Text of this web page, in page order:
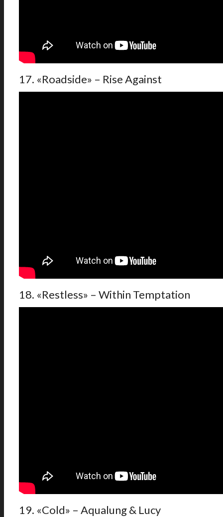
17. «Roadside» – Rise Against
18. «Restless» – Within Temptation
19. «Cold» – Aqualung & Lucy